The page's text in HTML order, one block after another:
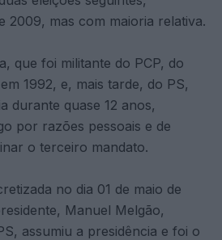
2009, mas com maioria relativa.
que foi militante do PCP, do
1992, e, mais tarde, do PS,
durante quase 12 anos,
por razões pessoais e de
o terceiro mandato.
no dia 01 de maio de
Manuel Melgão,
assumiu a presidência e foi o